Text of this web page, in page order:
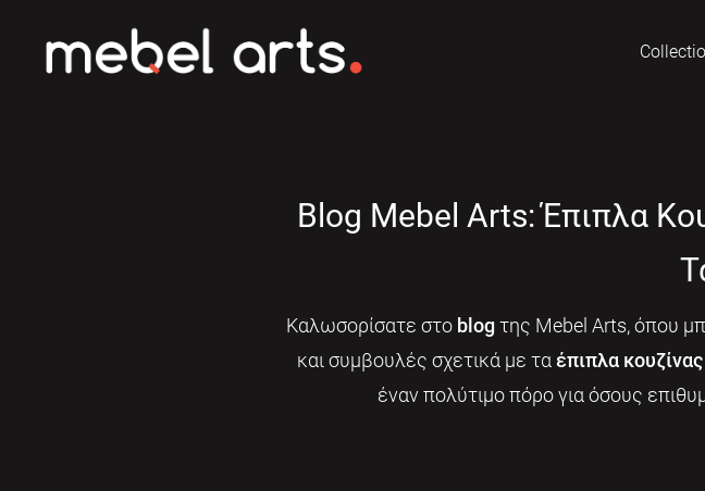
Blog Mebel Arts: Έπιπλα
Καλωσορίσατε στο blogτης Mebel Arts, όπου
και συμβουλές σχετικά με τα έπιπλα κουζίνας
έναν πολύτιμο πόρο για όσους